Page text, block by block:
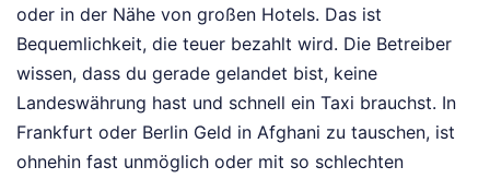
oder in der Nähe von großen Hotels. Das ist
Bequemlichkeit, die teuer bezahlt wird. Die Betreiber
wissen, dass du gerade gelandet bist, keine
Landeswährung hast und schnell ein Taxi brauchst. In
Frankfurt oder Berlin Geld in Afghani zu tauschen, ist
ohnehin fast unmöglich oder mit so schlechten